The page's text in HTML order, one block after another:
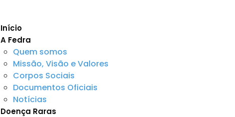
Início
A Fedra
Quem somos
Missão, Visão e Valores
Corpos Sociais
Documentos Oficiais
Notícias
Doença Raras